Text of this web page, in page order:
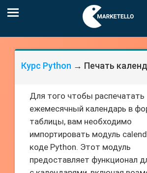
Курс Python → Печать
Для того чтобы распечатать
ежемесячный календарь в
таблицы, вам необходимо
импортировать модуль
коде Python. Этот модуль
предоставляет функционал